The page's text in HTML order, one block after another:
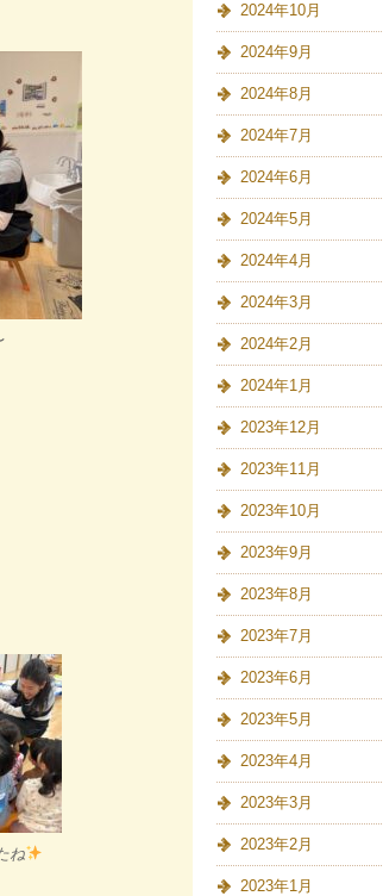
ね
2024年10月
2024年9月
2024年8月
2024年7月
2024年6月
2024年5月
2024年4月
2024年3月
2024年2月
2024年1月
2023年12月
2023年11月
2023年10月
2023年9月
2023年8月
2023年7月
2023年6月
2023年5月
2023年4月
2023年3月
2023年2月
2023年1月